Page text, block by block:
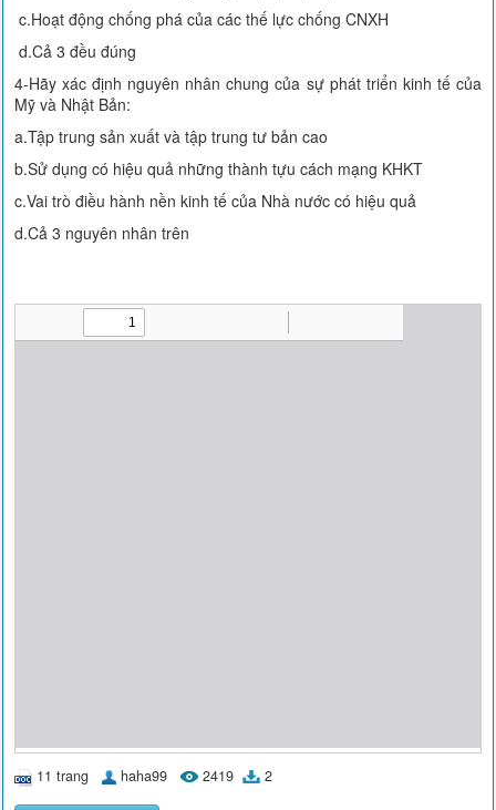
c.Hoạt động chống phá của các thế lực chống CNXH
d.Cả 3 đều đúng
4-Hãy xác định nguyên nhân chung của sự phát triển kinh tế của
Mỹ và Nhật Bản:
a.Tập trung sản xuất và tập trung tư bản cao
b.Sử dụng có hiệu quả những thành tựu cách mạng KHKT
c.Vai trò điều hành nền kinh tế của Nhà nước có hiệu quả
d.Cả 3 nguyên nhân trên
11 trang haha99 2419 2